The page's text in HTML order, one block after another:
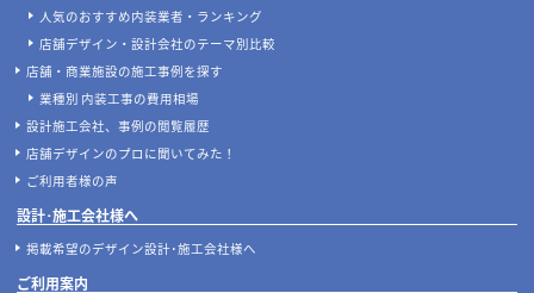
人気のおすすめ内装業者・ランキング
店舗デザイン・設計会社のテーマ別比較
店舗・商業施設の施工事例を探す
業種別 内装工事の費用相場
設計施工会社、事例の閲覧履歴
店舗デザインのプロに聞いてみた！
ご利用者様の声
設計･施工会社様へ
掲載希望のデザイン設計･施工会社様へ
ご利用案内